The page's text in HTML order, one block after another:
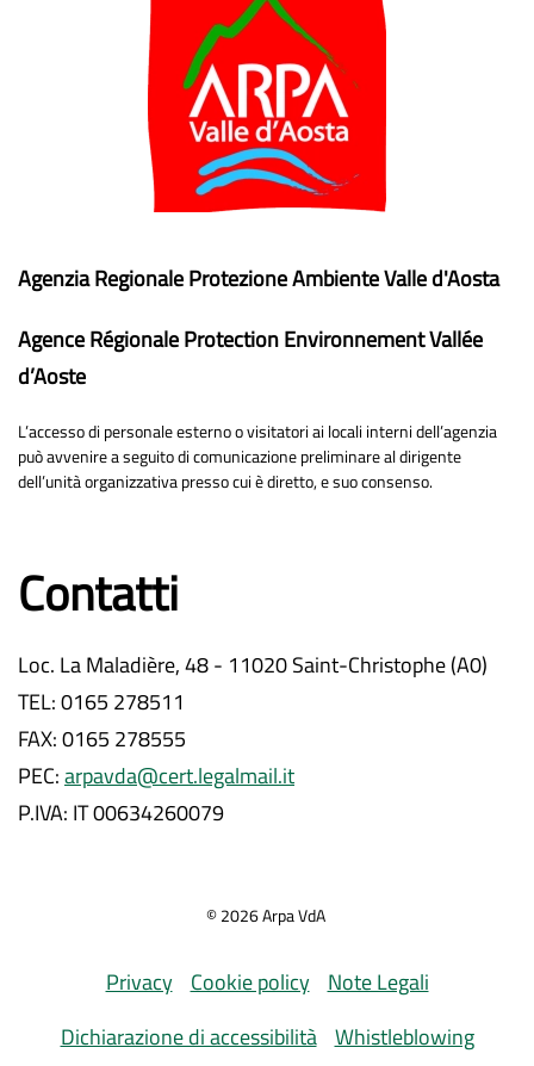
Agenzia Regionale Protezione Ambiente Valle d'Aosta
Agence Régionale Protection Environnement Vallée
d’Aoste
L’accesso di personale esterno o visitatori ai locali interni dell’agenzia
può avvenire a seguito di comunicazione preliminare al dirigente
dell’unità organizzativa presso cui è diretto, e suo consenso.
Contatti
Loc. La Maladière, 48 - 11020 Saint-Christophe (A0)
TEL: 0165 278511
FAX: 0165 278555
PEC:arpavda@cert.legalmail.it
P.IVA: IT 00634260079
©2026Arpa VdA
Privacy Cookie policy
Note Legali
Dichiarazione di accessibilità Whistleblowing